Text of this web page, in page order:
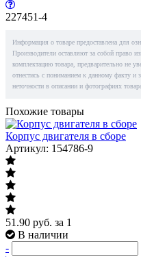
227451-4
Информация о товаре предоставлена для
Производители оставляют за собой право
комплектацию товара, предварительно не
отнестись с пониманием к данному факту и
неточности в описании и фотографиях
Похожие товары
Корпус двигателя в сборе
Артикул: 154786-9
51.90 руб. за 1
В наличии
-